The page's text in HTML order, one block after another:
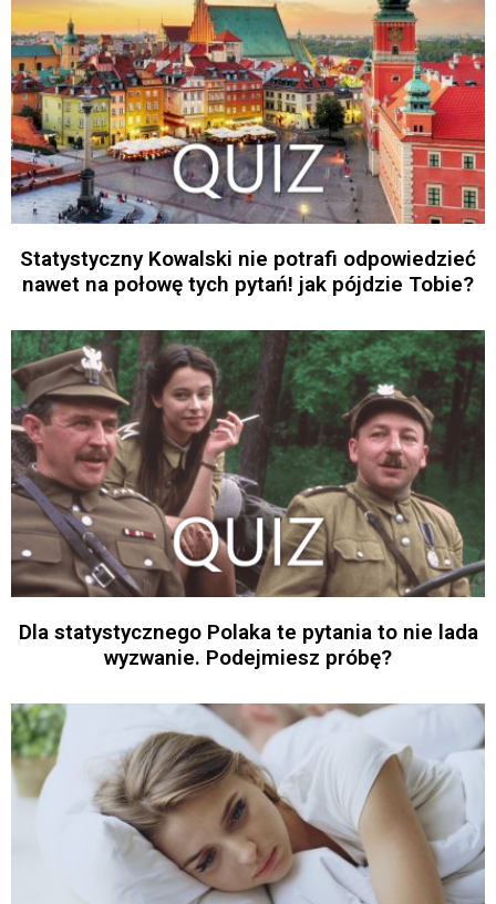
Statystyczny Kowalski nie potrafi odpowiedzieć
nawet na połowę tych pytań! jak pójdzie Tobie?
Dla statystycznego Polaka te pytania to nie lada
wyzwanie. Podejmiesz próbę?